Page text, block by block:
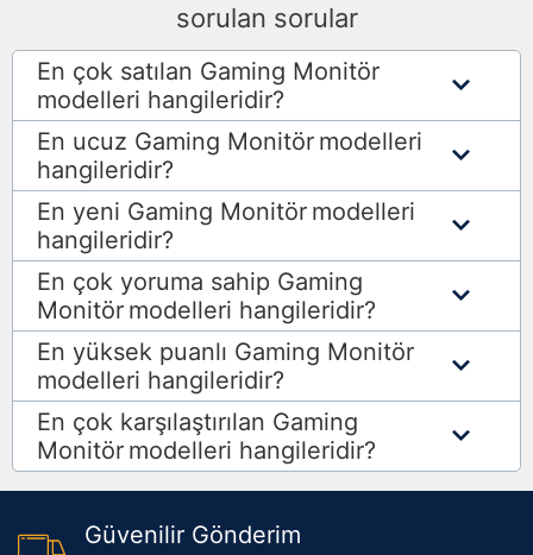
sorulan sorular
En çok satılan Gaming Monitör
modelleri hangileridir?
En ucuz Gaming Monitör modelleri
hangileridir?
En yeni Gaming Monitör modelleri
hangileridir?
En çok yoruma sahip Gaming
Monitör modelleri hangileridir?
En yüksek puanlı Gaming Monitör
modelleri hangileridir?
En çok karşılaştırılan Gaming
Monitör modelleri hangileridir?
Güvenilir Gönderim